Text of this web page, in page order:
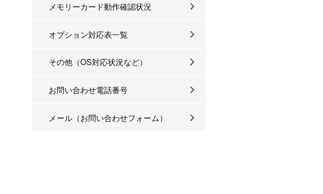
メモリーカード動作確認状況
オプション対応表一覧
その他（OS対応状況など）
お問い合わせ電話番号
メール（お問い合わせフォーム）